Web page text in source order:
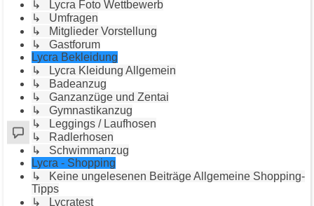
↳ Lycra Foto Wettbewerb
↳ Umfragen
↳ Mitglieder Vorstellung
↳ Gastforum
Lycra Bekleidung
↳ Lycra Kleidung Allgemein
↳ Badeanzug
↳ Ganzanzüge und Zentai
↳ Gymnastikanzug
↳ Leggings / Laufhosen
↳ Radlerhosen
↳ Schwimmanzug
Lycra - Shopping
↳ Keine ungelesenen Beiträge Allgemeine Shopping-
Tipps
↳ Lycratest